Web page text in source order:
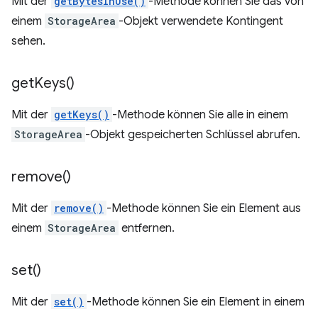
einem StorageArea -Objekt verwendete Kontingent
sehen.
getKeys()
Mit der getKeys() -Methode können Sie alle in einem
StorageArea -Objekt gespeicherten Schlüssel abrufen.
remove()
Mit der remove() -Methode können Sie ein Element aus
einem StorageArea entfernen.
set()
Mit der set() -Methode können Sie ein Element in einem